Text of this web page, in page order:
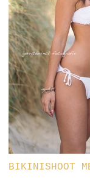
BIKINISHOOT